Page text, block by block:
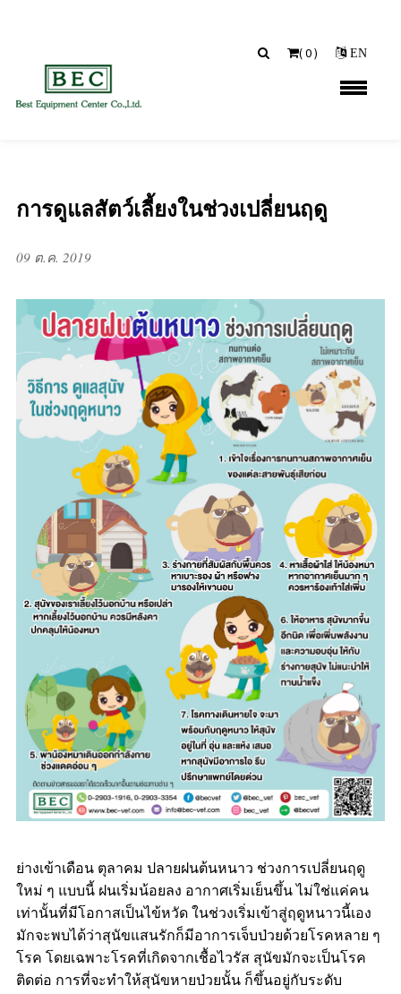
(0) EN
การดูแลสัตว์เลี้ยงในช่วงเปลี่ยนฤดู
09 ต.ค. 2019
ย่างเข้าเดือน ตุลาคม ปลายฝนต้นหนาว ช่วงการเปลี่ยนฤดู
ใหม่ ๆ แบบนี้ ฝนเริ่มน้อยลง อากาศเริ่มเย็นขึ้น ไม่ใช่แค่คน
เท่านั้นที่มีโอกาสเป็นไข้หวัด ในช่วงเริ่มเข้าสู่ฤดูหนาวนี้เอง
มักจะพบได้ว่าสุนัขแสนรักก็มีอาการเจ็บป่วยด้วยโรคหลาย ๆ
โรค โดยเฉพาะโรคที่เกิดจากเชื้อไวรัส สุนัขมักจะเป็นโรค
ติดต่อ การที่จะทำให้สุนัขหายป่วยนั้น ก็ขึ้นอยู่กับระดับ